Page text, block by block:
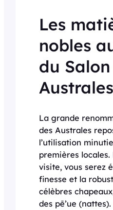
Les
nobles
du
Australes
La grande
des Australes
l’utilisation
premières
visite, vous serez
finesse et la
célèbres
des pē’ue